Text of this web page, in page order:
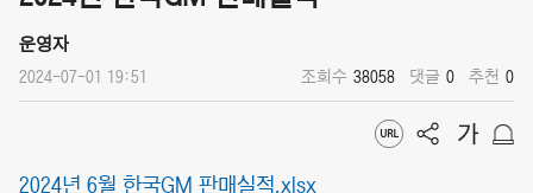
운영자
2024-07-01 19:51 조회수 38058 댓글 0 추천 0
2024년 6월 한국GM 판매실적.xlsx